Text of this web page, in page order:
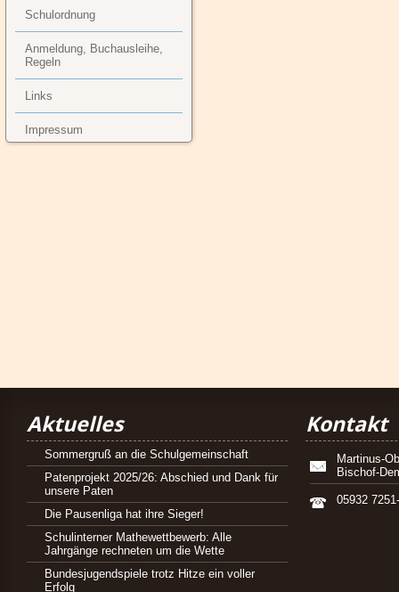
Schulordnung
Anmeldung, Buchausleihe,
Regeln
Links
Impressum
Aktuelles
Sommergruß an die Schulgemeinschaft
Patenprojekt 2025/26: Abschied und Dank für
unsere Paten
Die Pausenliga hat ihre Sieger!
Schulinterner Mathewettbewerb: Alle
Jahrgänge rechneten um die Wette
Bundesjugendspiele trotz Hitze ein voller
Erfolg
Kontakt
Martinus-
Bischof-
05932